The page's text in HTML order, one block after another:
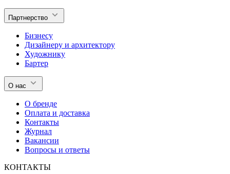
Партнерство
Бизнесу
Дизайнеру и архитектору
Художнику
Бартер
О нас
О бренде
Оплата и доставка
Контакты
Журнал
Вакансии
Вопросы и ответы
КОНТАКТЫ